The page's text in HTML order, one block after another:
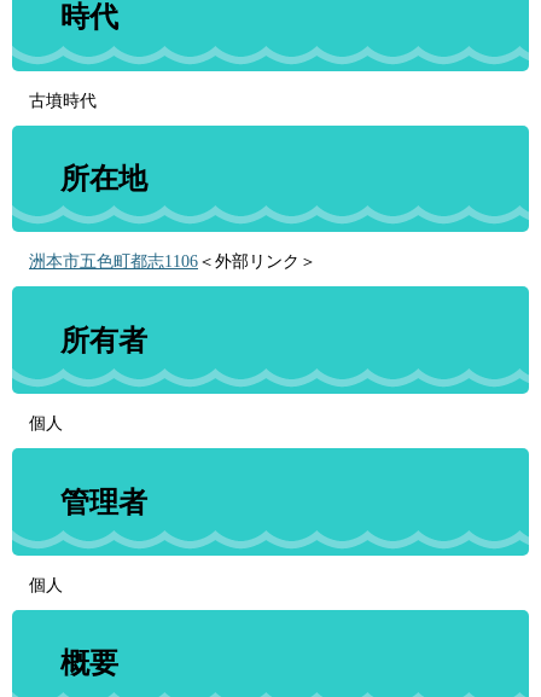
時代
古墳時代
所在地
洲本市五色町都志1106 ＜外部リンク＞
所有者
個人
管理者
個人
概要